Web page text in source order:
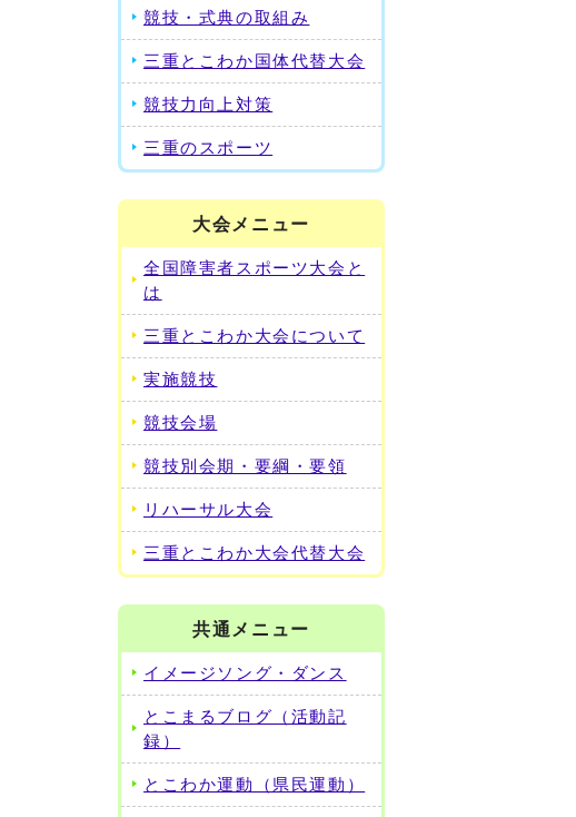
競技・式典の取組み
三重とこわか国体代替大会
競技力向上対策
三重のスポーツ
大会メニュー
全国障害者スポーツ大会と
は
三重とこわか大会について
実施競技
競技会場
競技別会期・要綱・要領
リハーサル大会
三重とこわか大会代替大会
共通メニュー
イメージソング・ダンス
とこまるブログ（活動記
録）
とこわか運動（県民運動）